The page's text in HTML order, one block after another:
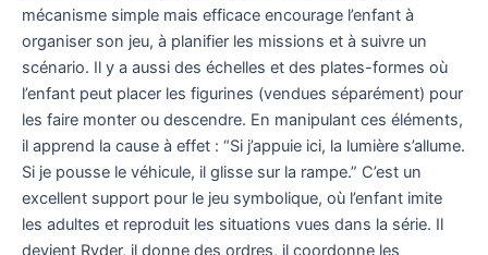
mécanisme simple mais efficace encourage l’enfant à
organiser son jeu, à planifier les missions et à suivre un
scénario. Il y a aussi des échelles et des plates-formes où
l’enfant peut placer les figurines (vendues séparément) pour
les faire monter ou descendre. En manipulant ces éléments,
il apprend la cause à effet : “Si j’appuie ici, la lumière s’allume.
Si je pousse le véhicule, il glisse sur la rampe.” C’est un
excellent support pour le jeu symbolique, où l’enfant imite
les adultes et reproduit les situations vues dans la série. Il
devient Ryder, il donne des ordres, il coordonne les